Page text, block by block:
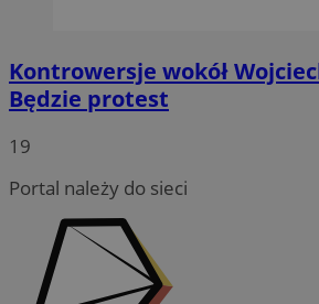
Kontrowersje wokół
Będzie protest
19
Portal należy do sieci